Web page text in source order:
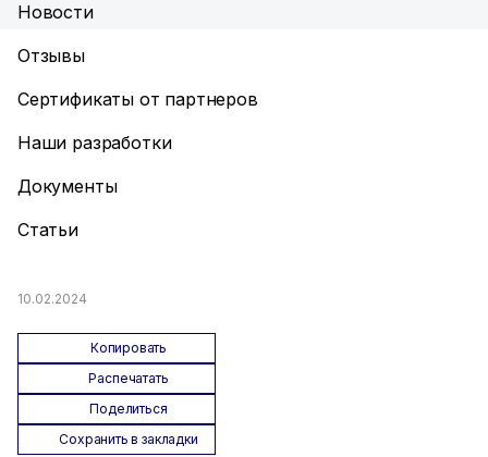
Новости
Отзывы
Сертификаты от партнеров
Наши разработки
Документы
Статьи
10.02.2024
Копировать
Распечатать
Поделиться
Сохранить в закладки